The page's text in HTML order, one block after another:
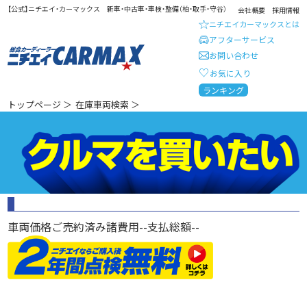
【公式】ニチエイ・カーマックス 新車・中古車・車検・整備（柏・取手・守谷） 会社概要 採用情報
総合カーディーラー ニチエイ・
ニチエイカーマックスとは
アフターサービス
お問い合わせ
お気に入り
ランキング
トップページ ＞ 在庫車両検索 ＞
車両価格ご売約済み諸費用--支払総額--